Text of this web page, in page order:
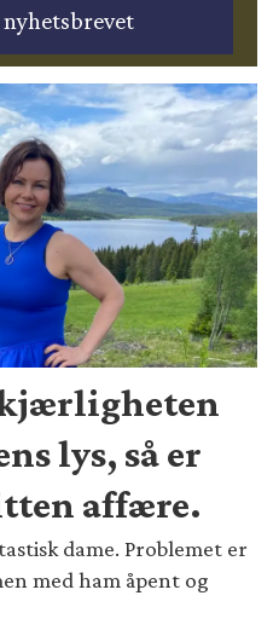
kjærligheten
lys, så er
affære.
dame. Problemet er
med ham åpent og